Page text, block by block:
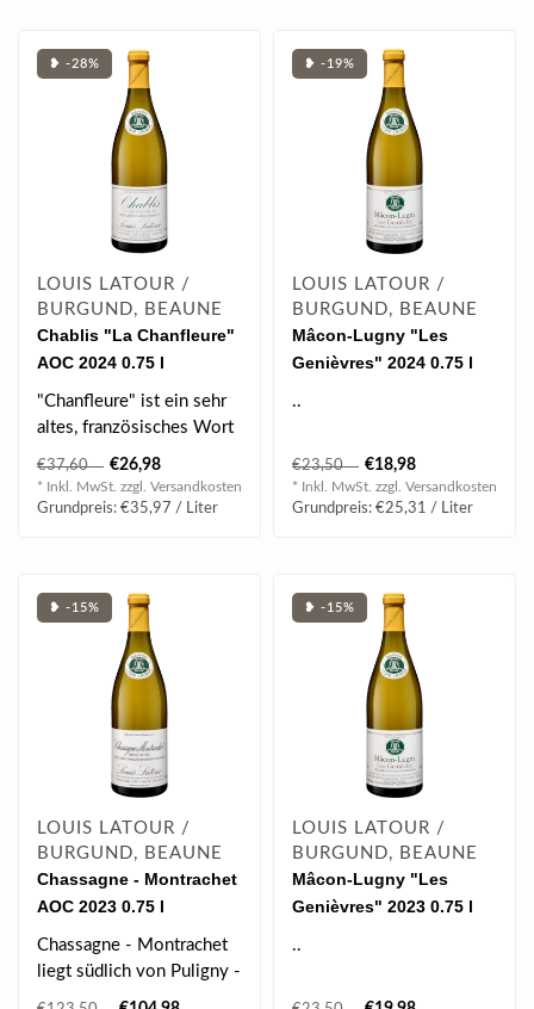
❥ -28%
LOUIS LATOUR /
BURGUND, BEAUNE
Chablis "La Chanfleure"
AOC 2024 0.75 l
"Chanfleure" ist ein sehr
altes, französisches Wort
und ein Synonym für
"tâte..
€37,60 €26,98
* Inkl. MwSt. zzgl. Versandkosten
Grundpreis: €35,97 / Liter
❥ -19%
LOUIS LATOUR /
BURGUND, BEAUNE
Mâcon-Lugny "Les
Genièvres" 2024 0.75 l
..
€23,50 €18,98
* Inkl. MwSt. zzgl. Versandkosten
Grundpreis: €25,31 / Liter
❥ -15%
LOUIS LATOUR /
BURGUND, BEAUNE
Chassagne - Montrachet
AOC 2023 0.75 l
Chassagne - Montrachet
liegt südlich von Puligny -
Montrachet an der Côte
❥ -15%
LOUIS LATOUR /
BURGUND, BEAUNE
Mâcon-Lugny "Les
Genièvres" 2023 0.75 l
..